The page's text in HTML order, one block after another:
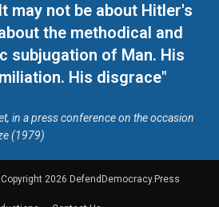
may not be about Hitler's
the methodical and
subjugation of Man. His
His disgrace"
in a press conference on the occasion
(1979)
2026 DefendDemocracy.Press